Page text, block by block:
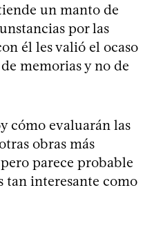
un manto de
por las
él les valió el ocaso
memorias y no de
cómo evaluarán las
obras más
parece probable
tan interesante como